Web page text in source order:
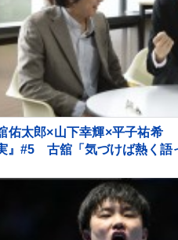
佑太郎×山下幸輝×平子祐希
』#5 古舘「気づけば熱く語